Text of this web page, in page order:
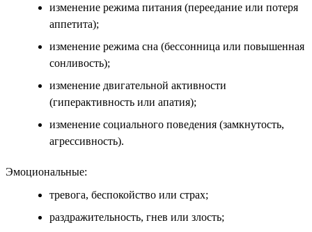
изменение режима питания (переедание или потеря
аппетита);
изменение режима сна (бессонница или повышенная
сонливость);
изменение двигательной активности
(гиперактивность или апатия);
изменение социального поведения (замкнутость,
агрессивность).
Эмоциональные:
тревога, беспокойство или страх;
раздражительность, гнев или злость;